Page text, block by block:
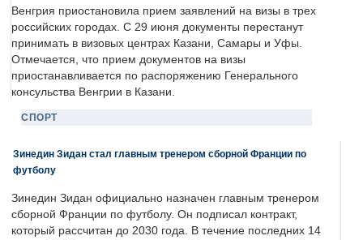
Венгрия приостановила прием заявлений на визы в трех
российских городах. С 29 июня документы перестанут
принимать в визовых центрах Казани, Самары и Уфы.
Отмечается, что прием документов на визы
приостанавливается по распоряжению Генерального
консульства Венгрии в Казани.
СПОРТ
Зинедин Зидан стал главным тренером сборной Франции по
футболу
Зинедин Зидан официально назначен главным тренером
сборной Франции по футболу. Он подписал контракт,
который рассчитан до 2030 года. В течение последних 14